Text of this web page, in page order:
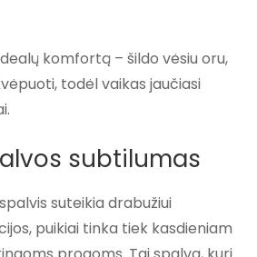
komfortą – šildo vėsiu oru,
todėl vaikas jaučiasi
subtilumas
suteikia drabužiui
puikiai tinka tiek kasdieniam